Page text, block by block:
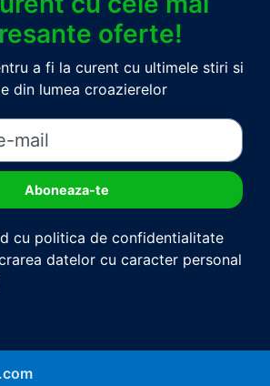
oferte!
a fi la curent cu ultimele stiri si
din lumea croazierelor
cu politica de confidentialitate
datelor cu caracter personal